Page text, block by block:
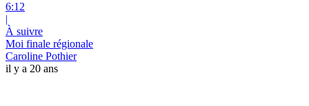
6:12
|
À suivre
Moi finale régionale
Caroline Pothier
il y a 20 ans